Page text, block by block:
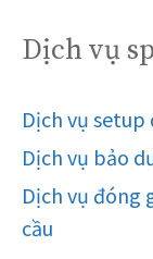
Dịch vụ
Dịch vụ setup
Dịch vụ bảo
Dịch vụ đóng
cầu